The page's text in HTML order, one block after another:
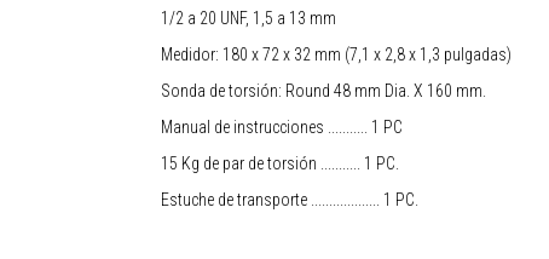
1/2 a 20 UNF, 1,5 a 13 mm
Medidor: 180 x 72 x 32 mm (7,1 x 2,8 x 1,3 pulgadas)
Sonda de torsión: Round 48 mm Dia. X 160 mm.
Manual de instrucciones ........... 1 PC
15 Kg de par de torsión ........... 1 PC.
Estuche de transporte ................... 1 PC.